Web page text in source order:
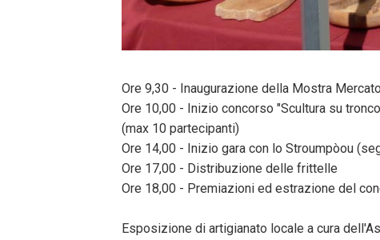
Ore 9,30 - Inaugurazione della Mostra
Ore 10,00 - Inizio concorso "Scultura su
(max 10 partecipanti)
Ore 14,00 - Inizio gara con lo Stroumpòou
Ore 17,00 - Distribuzione delle frittelle
Ore 18,00 - Premiazioni ed estrazione del
Esposizione di artigianato locale a cura